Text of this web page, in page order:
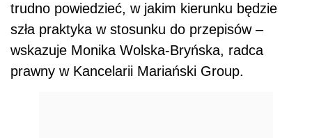
trudno powiedzieć, w jakim kierunku będzie
szła praktyka w stosunku do przepisów –
wskazuje Monika Wolska-Bryńska, radca
prawny w Kancelarii Mariański Group.